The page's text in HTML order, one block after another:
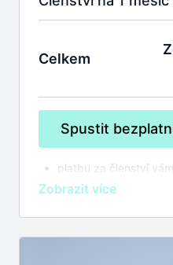
Celkem
Spustit
platbu za členství vám
7 dnů na zkoušku
členství se